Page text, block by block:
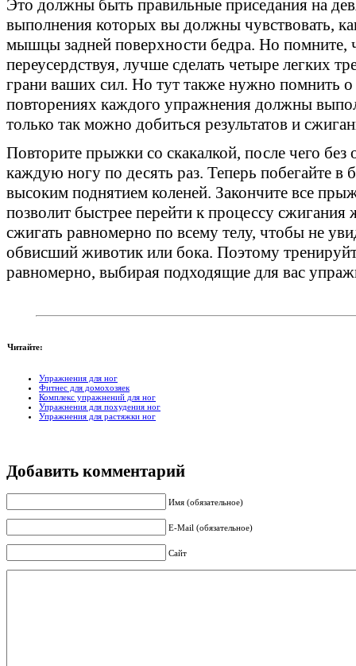
Это должны быть правильные приседания на
выполнения которых вы должны чувствовать,
мышцы задней поверхности бедра. Но помните,
переусердствуя, лучше сделать четыре легких
грани ваших сил. Но тут также нужно помнить о
повторениях каждого упражнения должны
только так можно добиться результатов и
Повторите прыжки со скакалкой, после чего без
каждую ногу по десять раз. Теперь побегайте
высоким поднятием коленей. Закончите все
позволит быстрее перейти к процессу
сжигать равномерно по всему телу, чтобы не
обвисший животик или бока. Поэтому
равномерно, выбирая подходящие для вас
Читайте:
Упражнения для ног
Фитнес для домохозяек
Комплекс упражнений для ног
Упражнения для похудения ног
Упражнения для растяжки ног
Добавить комментарий
Имя (обязательное)
E-Mail (обязательное)
Сайт